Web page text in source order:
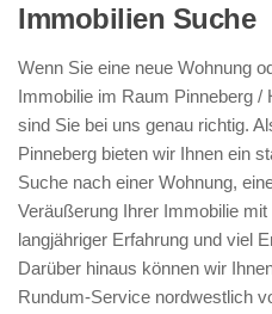
Immobilien Suche
Wenn Sie eine neue Wohnung
Immobilie im Raum Pinneberg /
sind Sie bei uns genau richtig.
Pinneberg bieten wir Ihnen ein
Suche nach einer Wohnung,
Veräußerung Ihrer Immobilie
langjähriger Erfahrung und viel
Darüber hinaus können wir
Rundum-Service nordwestlich